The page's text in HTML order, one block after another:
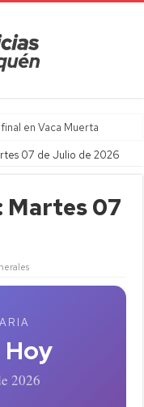
en Vaca Muerta
07 de Julio de 2026
Martes 07
2026